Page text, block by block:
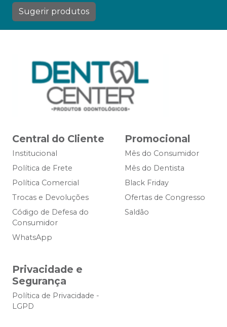
Sugerir produtos
Central do Cliente
Institucional
Política de Frete
Política Comercial
Trocas e Devoluções
Código de Defesa do
Consumidor
WhatsApp
Promocional
Mês do Consumidor
Mês do Dentista
Black Friday
Ofertas de Congresso
Saldão
Privacidade e
Segurança
Política de Privacidade -
LGPD